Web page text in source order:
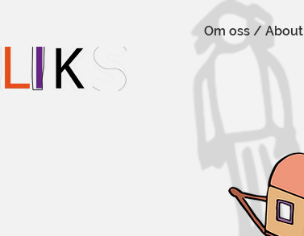
Om oss / About